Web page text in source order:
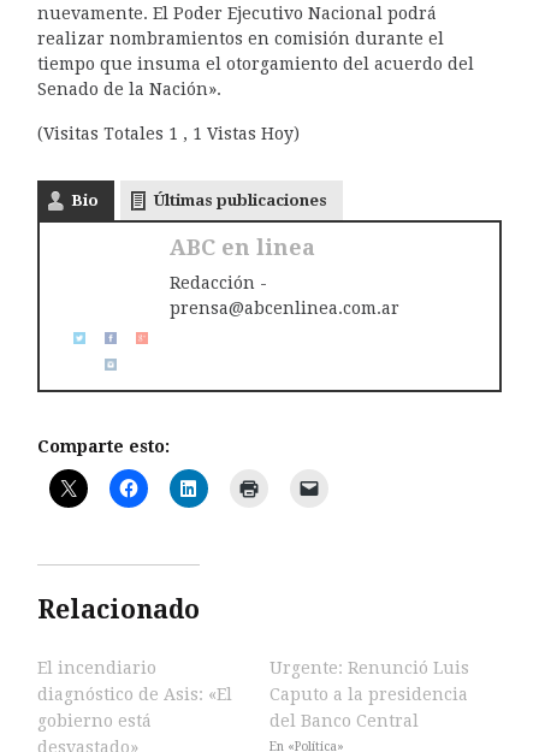
nuevamente. El Poder Ejecutivo Nacional podrá
realizar nombramientos en comisión durante el
tiempo que insuma el otorgamiento del acuerdo del
Senado de la Nación».
(Visitas Totales 1 , 1 Vistas Hoy)
Bio Últimas publicaciones
ABC en linea
Redacción -
prensa@abcenlinea.com.ar
Comparte esto:
Relacionado
El incendiario
diagnóstico de Asis: «El
gobierno está
desvastado»
Urgente: Renunció Luis
Caputo a la presidencia
del Banco Central
En «Política»